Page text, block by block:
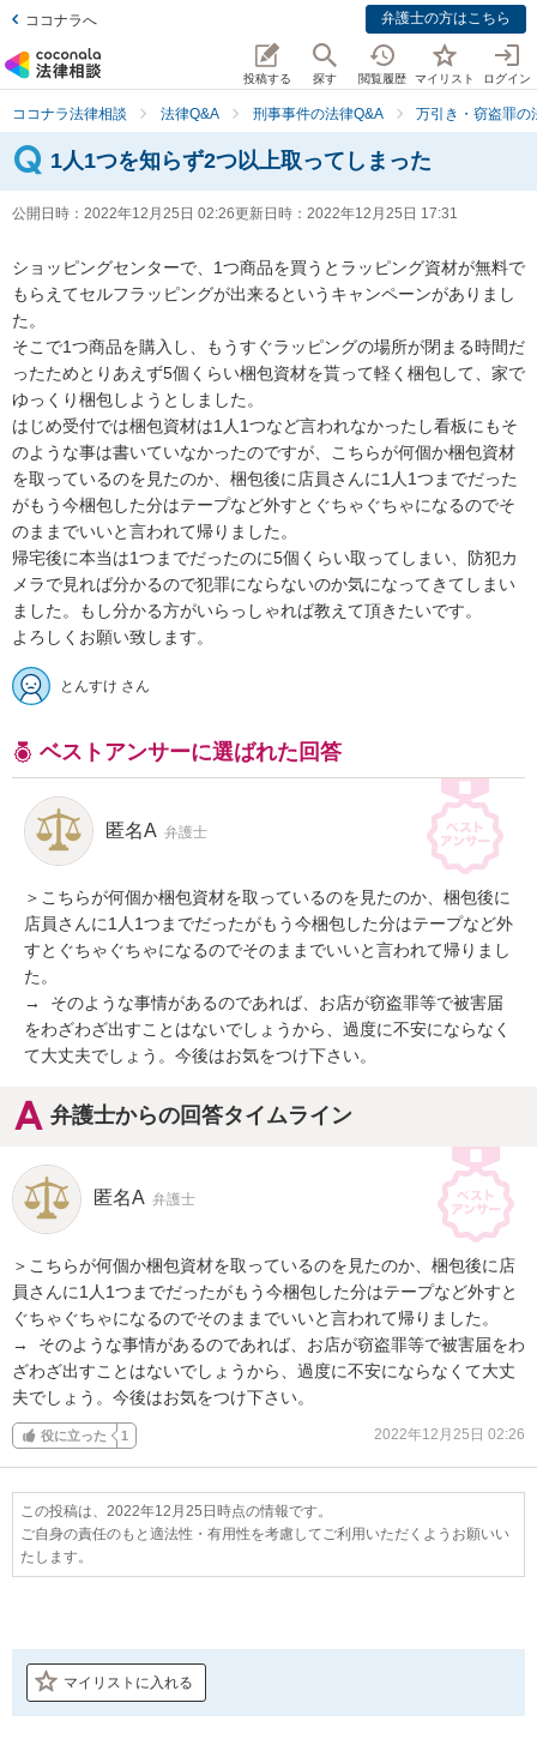
ココナラへ 弁護士の方はこちら
投稿する 探す 閲覧履歴 マイリスト ログイン
ココナラ法律相談 法律Q&A 刑事事件の法律Q&A 万引き・窃盗罪の
1人1つを知らず2つ以上取ってしまった
公開日時： 2022年12月25日 02:26更新日時： 2022年12月25日 17:31
ショッピングセンターで、1つ商品を買うとラッピング資材が無料で
もらえてセルフラッピングが出来るというキャンペーンがありまし
た。
そこで1つ商品を購入し、もうすぐラッピングの場所が閉まる時間だ
ったためとりあえず5個くらい梱包資材を貰って軽く梱包して、家で
ゆっくり梱包しようとしました。
はじめ受付では梱包資材は1人1つなど言われなかったし看板にもそ
のような事は書いていなかったのですが、こちらが何個か梱包資材
を取っているのを見たのか、梱包後に店員さんに1人1つまでだった
がもう今梱包した分はテープなど外すとぐちゃぐちゃになるのでそ
のままでいいと言われて帰りました。
帰宅後に本当は1つまでだったのに5個くらい取ってしまい、防犯カ
メラで見れば分かるので犯罪にならないのか気になってきてしまい
ました。もし分かる方がいらっしゃれば教えて頂きたいです。
よろしくお願い致します。
とんすけ さん
ベストアンサーに選ばれた回答
匿名A 弁護士
＞こちらが何個か梱包資材を取っているのを見たのか、梱包後に
店員さんに1人1つまでだったがもう今梱包した分はテープなど外
すとぐちゃぐちゃになるのでそのままでいいと言われて帰りまし
た。
→  そのような事情があるのであれば、お店が窃盗罪等で被害届
をわざわざ出すことはないでしょうから、過度に不安にならなく
て大丈夫でしょう。今後はお気をつけ下さい。
弁護士からの回答タイムライン
匿名A 弁護士
＞こちらが何個か梱包資材を取っているのを見たのか、梱包後に店
員さんに1人1つまでだったがもう今梱包した分はテープなど外すと
ぐちゃぐちゃになるのでそのままでいいと言われて帰りました。
→  そのような事情があるのであれば、お店が窃盗罪等で被害届をわ
ざわざ出すことはないでしょうから、過度に不安にならなくて大丈
夫でしょう。今後はお気をつけ下さい。
役に立った 1 2022年12月25日 02:26
この投稿は、2022年12月25日時点の情報です。
ご自身の責任のもと適法性・有用性を考慮してご利用いただくようお願いい
たします。
マイリストに入れる